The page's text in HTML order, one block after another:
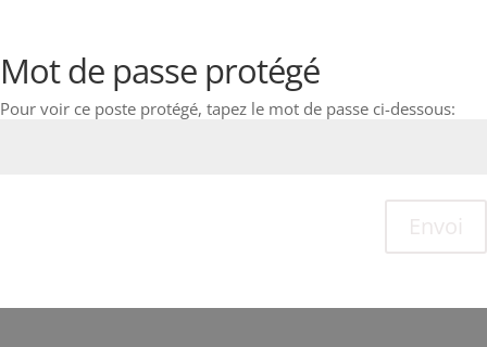
Mot de passe protégé
Pour voir ce poste protégé, tapez le mot de passe ci-dessous:
Envoi